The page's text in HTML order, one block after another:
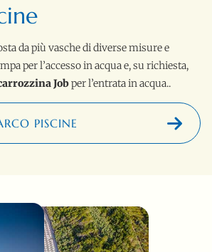
da più vasche di diverse misure e
per l’accesso in acqua e, su richiesta,
Jobper l’entrata in acqua..
PISCINE